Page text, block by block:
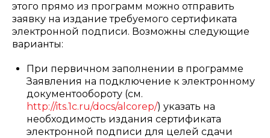
этого прямо из программ можно отправить
заявку на издание требуемого сертификата
электронной подписи. Возможны следующие
варианты:
При первичном заполнении в программе
Заявления на подключение к электронному
документообороту (см.
http://its.1c.ru/docs/alcorep/) указать на
необходимость издания сертификата
электронной подписи для целей сдачи